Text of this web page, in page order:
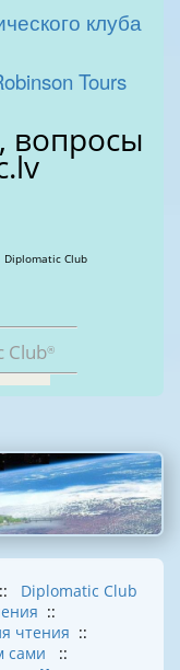
клуба
Tours
вопросы
Отели Хевиз » 4 * PALACE HOTEL » Views: 28941 Diplomatic Club
Club®
:: Diplomatic Club
::
чтения ::
сами
::